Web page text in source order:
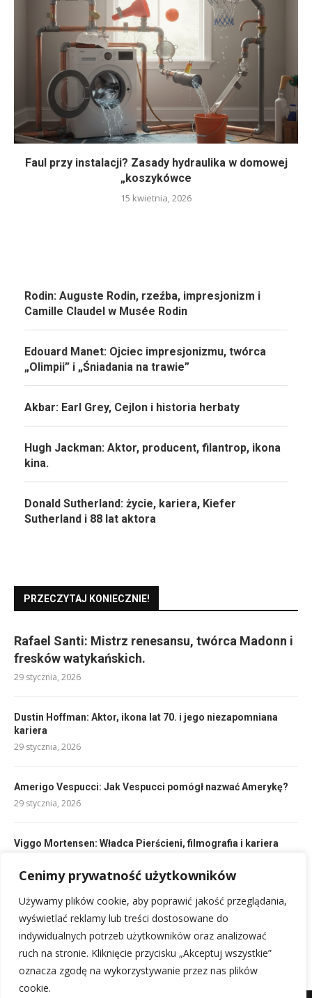
Cenimy prywatność użytkowników
Używamy plików cookie, aby poprawić jakość przeglądania,
wyświetlać reklamy lub treści dostosowane do
indywidualnych potrzeb użytkowników oraz analizować
ruch na stronie. Kliknięcie przycisku „Akceptuj wszystkie”
oznacza zgodę na wykorzystywanie przez nas plików
cookie.
Faul przy instalacji? Zasady hydraulika w domowej
„koszykówce
15 kwietnia, 2026
Rodin: Auguste Rodin, rzeźba, impresjonizm i
Camille Claudel w Musée Rodin
Edouard Manet: Ojciec impresjonizmu, twórca
„Olimpii” i „Śniadania na trawie”
Akbar: Earl Grey, Cejlon i historia herbaty
Hugh Jackman: Aktor, producent, filantrop, ikona
kina.
Donald Sutherland: życie, kariera, Kiefer
Sutherland i 88 lat aktora
PRZECZYTAJ KONIECZNIE!
Rafael Santi: Mistrz renesansu, twórca Madonn i
fresków watykańskich.
29 stycznia, 2026
Dustin Hoffman: Aktor, ikona lat 70. i jego niezapomniana
kariera
29 stycznia, 2026
Amerigo Vespucci: Jak Vespucci pomógł nazwać Amerykę?
29 stycznia, 2026
Viggo Mortensen: Władca Pierścieni, filmografia i kariera
29 stycznia, 2026
Atatürk: Mustafa Kemal – Twórca Nowoczesnej Turcji
29 stycznia, 2026